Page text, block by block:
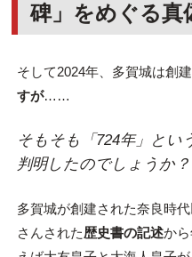
碑」をめぐる真
そして2024年、多賀城は創
すが……
そもそも「724年」とい
判明したのでしょうか？
多賀城が創建された奈良時
さんされた歴史書の記述か